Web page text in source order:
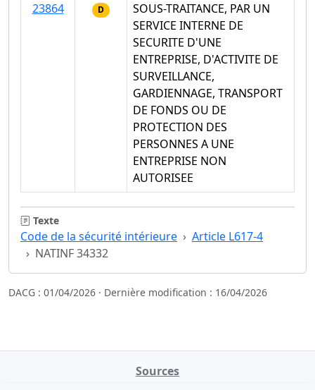
23864
D
SOUS-TRAITANCE, PAR UN
SERVICE INTERNE DE
SECURITE D'UNE
ENTREPRISE, D'ACTIVITE DE
SURVEILLANCE,
GARDIENNAGE, TRANSPORT
DE FONDS OU DE
PROTECTION DES
PERSONNES A UNE
ENTREPRISE NON
AUTORISEE
Texte
Code de la sécurité intérieure
Article L617-4
NATINF 34332
DACG : 01/04/2026 · Dernière modification : 16/04/2026
Sources